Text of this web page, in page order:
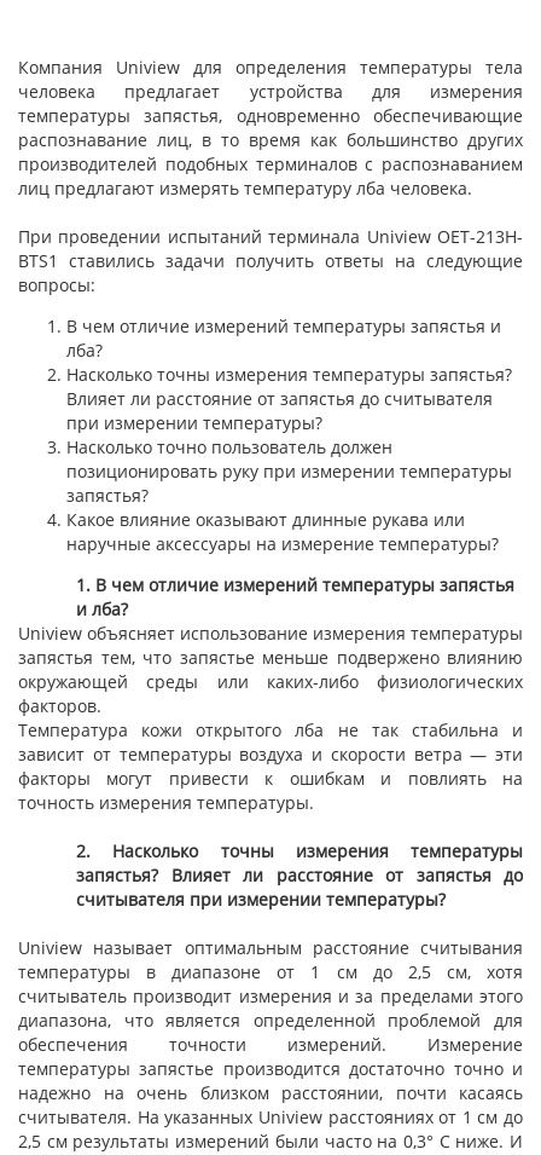
Компания Uniview для определения температуры тела
человека предлагает устройства для измерения
температуры запястья, одновременно обеспечивающие
распознавание лиц, в то время как большинство других
производителей подобных терминалов с распознаванием
лиц предлагают измерять температуру лба человека.
При проведении испытаний терминала Uniview OET-213H-
BTS1 ставились задачи получить ответы на следующие
вопросы:
В чем отличие измерений температуры запястья и
лба?
Насколько точны измерения температуры запястья?
Влияет ли расстояние от запястья до считывателя
при измерении температуры?
Насколько точно пользователь должен
позиционировать руку при измерении температуры
запястья?
Какое влияние оказывают длинные рукава или
наручные аксессуары на измерение температуры?
1. В чем отличие измерений температуры запястья
и лба?
Uniview объясняет использование измерения температуры
запястья тем, что запястье меньше подвержено влиянию
окружающей среды или каких-либо физиологических
факторов.
Температура кожи открытого лба не так стабильна и
зависит от температуры воздуха и скорости ветра — эти
факторы могут привести к ошибкам и повлиять на
точность измерения температуры.
2. Насколько точны измерения температуры
запястья? Влияет ли расстояние от запястья до
считывателя при измерении температуры?
Uniview называет оптимальным расстояние считывания
температуры в диапазоне от 1 см до 2,5 см, хотя
считыватель производит измерения и за пределами этого
диапазона, что является определенной проблемой для
обеспечения точности измерений. Измерение
температуры запястье производится достаточно точно и
надежно на очень близком расстоянии, почти касаясь
считывателя. На указанных Uniview расстояниях от 1 см до
2,5 см результаты измерений были часто на 0,3° С ниже. И